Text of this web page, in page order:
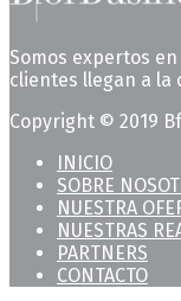
Somos expertos
clientes llegan a la
Copyright © 2019
INICIO
SOBRE
NUESTRA
NUESTRAS
PARTNERS
CONTACTO